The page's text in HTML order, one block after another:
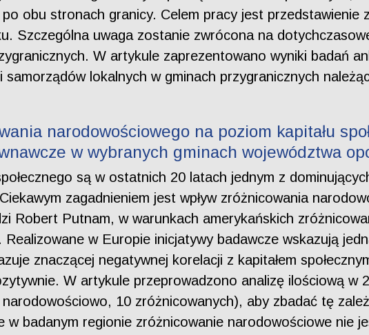
obu stronach granicy. Celem pracy jest przedstawienie
Szczególna uwaga zostanie zwrócona na
W artykule zaprezentowano wyniki badań
lokalnych w gminach przygranicznych
narodowościowego na poziom kapitału
w wybranych gminach województwa
są w ostatnich 20 latach jednym z
zagadnieniem jest wpływ zróżnicowania
Robert Putnam, w warunkach amerykańskich
Realizowane w Europie inicjatywy badawcze wskazują
znaczącej negatywnej korelacji z kapitałem
W artykule przeprowadzono analizę ilościową w
10 zróżnicowanych), aby zbadać tę
w badanym regionie zróżnicowanie narodowościowe nie